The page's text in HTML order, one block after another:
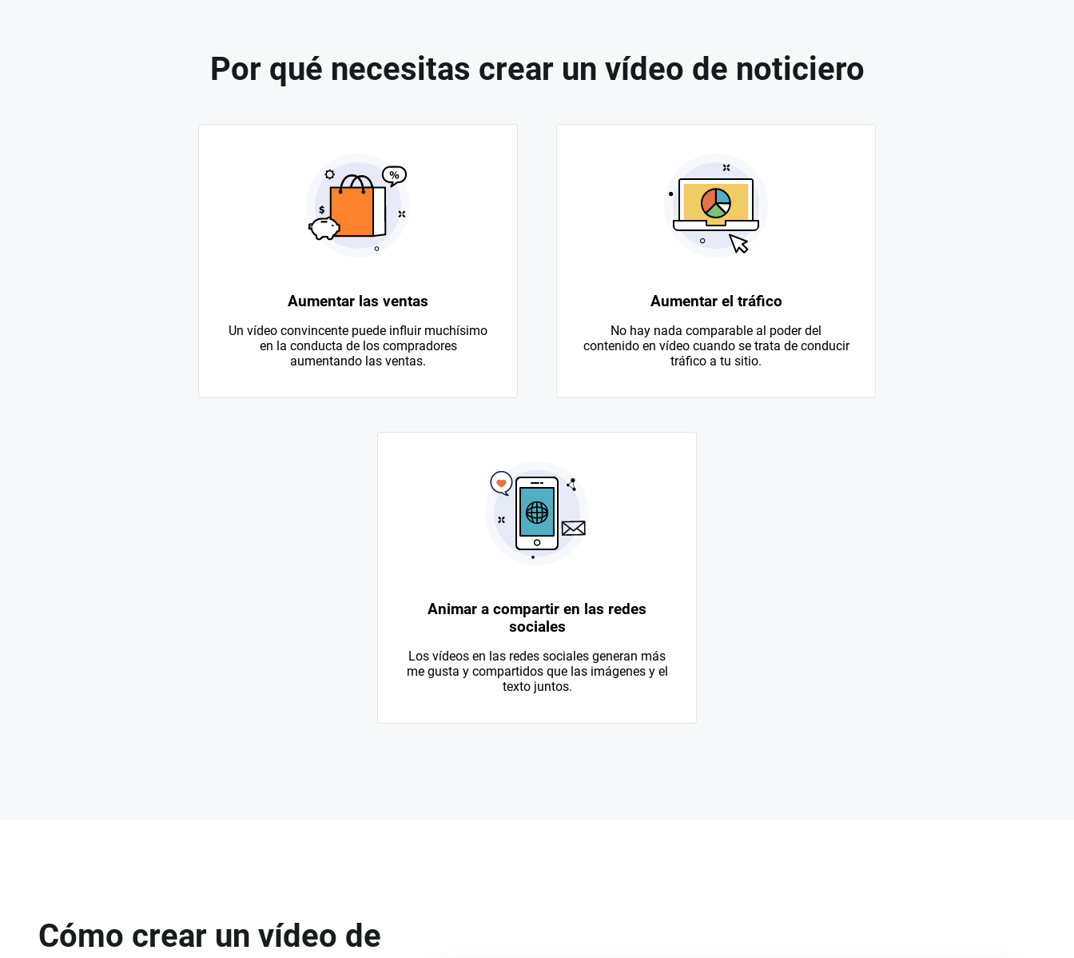
Por qué necesitas crear un vídeo de noticiero
Aumentar las ventas
Un vídeo convincente puede influir muchísimo
en la conducta de los compradores
aumentando las ventas.
Aumentar el tráfico
No hay nada comparable al poder del
contenido en vídeo cuando se trata de conducir
tráfico a tu sitio.
Animar a compartir en las redes
sociales
Los vídeos en las redes sociales generan más
me gusta y compartidos que las imágenes y el
texto juntos.
Cómo crear un vídeo de